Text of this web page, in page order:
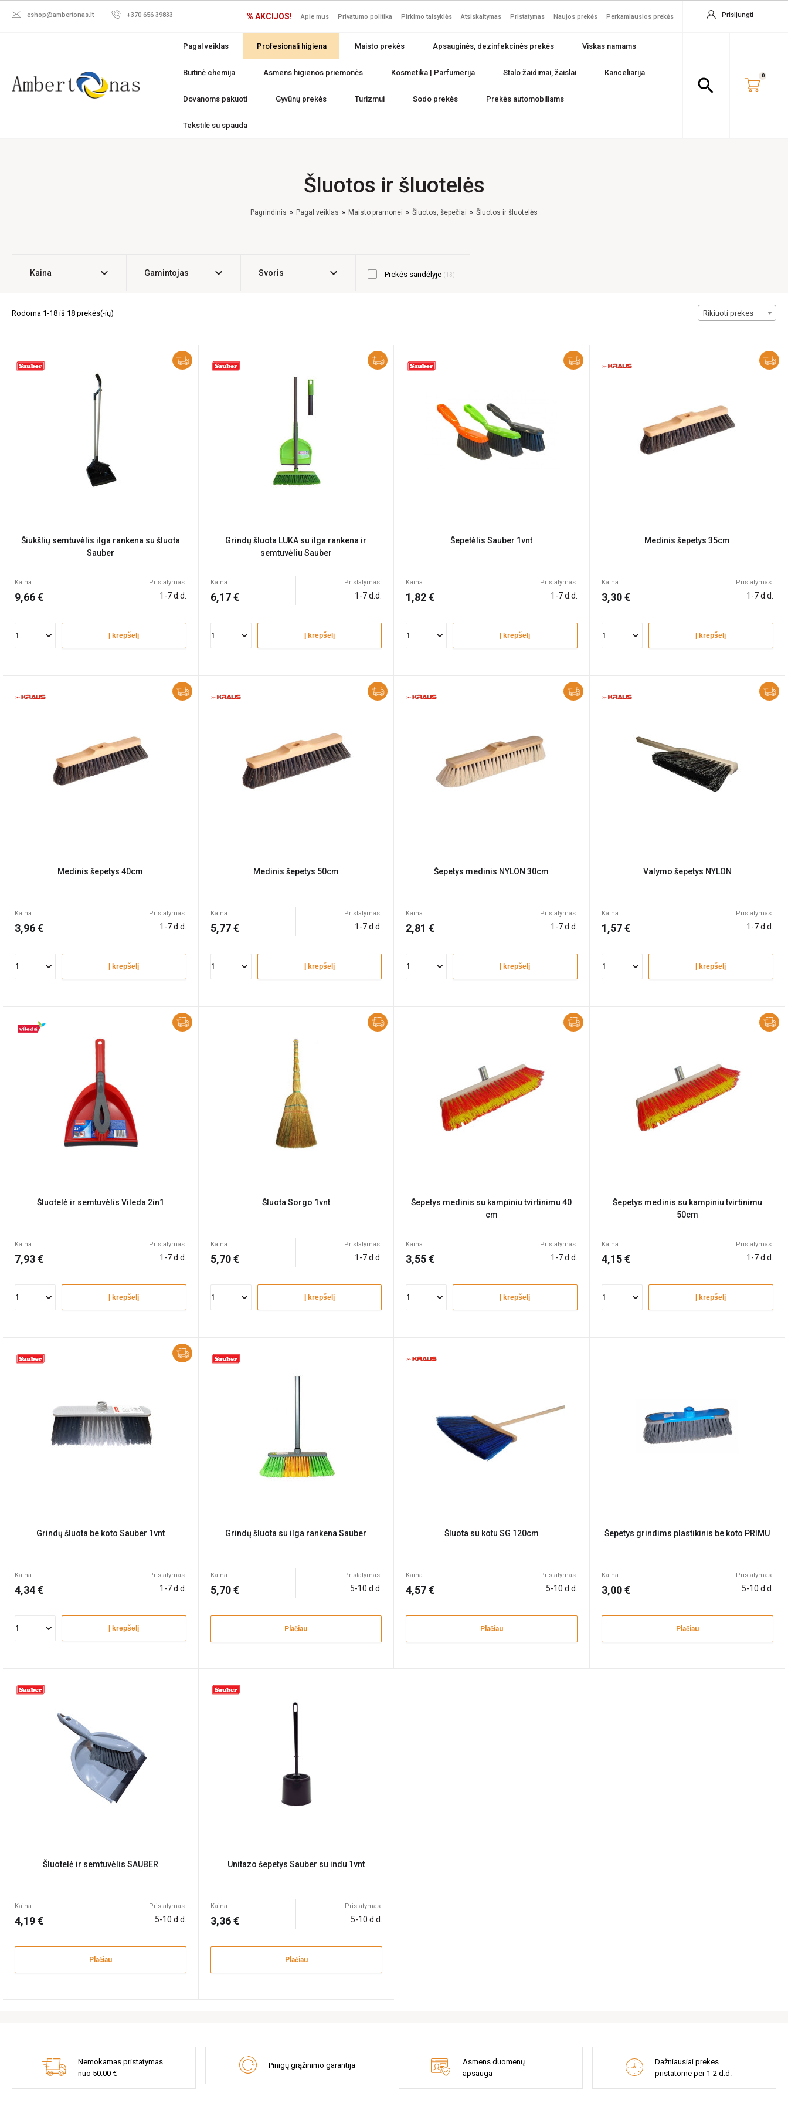
eshop@ambertonas.lt +370 656 39833 % AKCIJOS! Apie mus Privatumo politika Pirkimo taisyklės Atsiskaitymas Pristatymas Naujos prekės Perkamiausios prekės Prisijungti
Pagal veiklas Profesionali higiena Maisto prekės Apsauginės, dezinfekcinės prekės Viskas namams
Buitinė chemija Asmens higienos priemonės Kosmetika | Parfumerija Stalo žaidimai, žaislai Kanceliarija
Dovanoms pakuoti Gyvūnų prekės Turizmui Sodo prekės Prekės automobiliams
Tekstilė su spauda
search 0
Šluotos ir šluotelės
Pagrindinis Pagal veiklas Maisto pramonei Šluotos, šepečiai Šluotos ir šluotelės
Kaina expand_more Gamintojas expand_more Svoris expand_more Prekės sandėlyje 13
Rodoma 1-18 iš 18 prekės(-ių) Rikiuoti prekes
Šiukšlių semtuvėlis ilga rankena su šluota
Sauber
Kaina:
9,66 €
Pristatymas:
1-7 d.d.
Į krepšelį
Grindų šluota LUKA su ilga rankena ir
semtuvėliu Sauber
Kaina:
6,17 €
Pristatymas:
1-7 d.d.
Į krepšelį
Šepetėlis Sauber 1vnt
Kaina:
1,82 €
Pristatymas:
1-7 d.d.
Į krepšelį
Medinis šepetys 35cm
Kaina:
3,30 €
Pristatymas:
1-7 d.d.
Į krepšelį
Medinis šepetys 40cm
Kaina:
3,96 €
Pristatymas:
1-7 d.d.
Į krepšelį
Medinis šepetys 50cm
Kaina:
5,77 €
Pristatymas:
1-7 d.d.
Į krepšelį
Šepetys medinis NYLON 30cm
Kaina:
2,81 €
Pristatymas:
1-7 d.d.
Į krepšelį
Valymo šepetys NYLON
Kaina:
1,57 €
Pristatymas:
1-7 d.d.
Į krepšelį
Šluotelė ir semtuvėlis Vileda 2in1
Kaina:
7,93 €
Pristatymas:
1-7 d.d.
Į krepšelį
Šluota Sorgo 1vnt
Kaina:
5,70 €
Pristatymas:
1-7 d.d.
Į krepšelį
Šepetys medinis su kampiniu tvirtinimu 40
cm
Kaina:
3,55 €
Pristatymas:
1-7 d.d.
Į krepšelį
Šepetys medinis su kampiniu tvirtinimu
50cm
Kaina:
4,15 €
Pristatymas:
1-7 d.d.
Į krepšelį
Grindų šluota be koto Sauber 1vnt
Kaina:
4,34 €
Pristatymas:
1-7 d.d.
Į krepšelį
Grindų šluota su ilga rankena Sauber
Kaina:
5,70 €
Pristatymas:
5-10 d.d.
Plačiau
Šluota su kotu SG 120cm
Kaina:
4,57 €
Pristatymas:
5-10 d.d.
Plačiau
Šepetys grindims plastikinis be koto PRIMU
Kaina:
3,00 €
Pristatymas:
5-10 d.d.
Plačiau
Šluotelė ir semtuvėlis SAUBER
Kaina:
4,19 €
Pristatymas:
5-10 d.d.
Plačiau
Unitazo šepetys Sauber su indu 1vnt
Kaina:
3,36 €
Pristatymas:
5-10 d.d.
Plačiau
Nemokamas pristatymas
nuo 50.00 €
Pinigų grąžinimo garantija
Asmens duomenų
apsauga
Dažniausiai prekes
pristatome per 1-2 d.d.